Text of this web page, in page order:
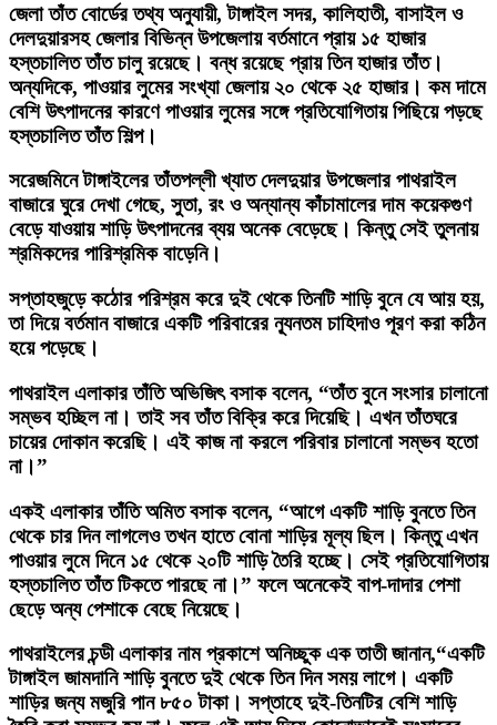
জেলা তাঁত বোর্ডের তথ্য অনুযায়ী, টাঙ্গাইল সদর, কালিহাতী, বাসাইল ও
দেলদুয়ারসহ জেলার বিভিন্ন উপজেলায় বর্তমানে প্রায় ১৫ হাজার
হস্তচালিত তাঁত চালু রয়েছে। বন্ধ রয়েছে প্রায় তিন হাজার তাঁত।
অন্যদিকে, পাওয়ার লুমের সংখ্যা জেলায় ২০ থেকে ২৫ হাজার। কম দামে
বেশি উৎপাদনের কারণে পাওয়ার লুমের সঙ্গে প্রতিযোগিতায় পিছিয়ে পড়ছে
হস্তচালিত তাঁত শিল্প।
সরেজমিনে টাঙ্গাইলের তাঁতপল্লী খ্যাত দেলদুয়ার উপজেলার পাথরাইল
বাজারে ঘুরে দেখা গেছে, সুতা, রং ও অন্যান্য কাঁচামালের দাম কয়েকগুণ
বেড়ে যাওয়ায় শাড়ি উৎপাদনের ব্যয় অনেক বেড়েছে। কিন্তু সেই তুলনায়
শ্রমিকদের পারিশ্রমিক বাড়েনি।
সপ্তাহজুড়ে কঠোর পরিশ্রম করে দুই থেকে তিনটি শাড়ি বুনে যে আয় হয়,
তা দিয়ে বর্তমান বাজারে একটি পরিবারের ন্যূনতম চাহিদাও পূরণ করা কঠিন
হয়ে পড়েছে।
পাথরাইল এলাকার তাঁতি অভিজিৎ বসাক বলেন, “তাঁত বুনে সংসার চালানো
সম্ভব হচ্ছিল না। তাই সব তাঁত বিক্রি করে দিয়েছি। এখন তাঁতঘরে
চায়ের দোকান করেছি। এই কাজ না করলে পরিবার চালানো সম্ভব হতো
না।”
একই এলাকার তাঁতি অমিত বসাক বলেন, “আগে একটি শাড়ি বুনতে তিন
থেকে চার দিন লাগলেও তখন হাতে বোনা শাড়ির মূল্য ছিল। কিন্তু এখন
পাওয়ার লুমে দিনে ১৫ থেকে ২০টি শাড়ি তৈরি হচ্ছে। সেই প্রতিযোগিতায়
হস্তচালিত তাঁত টিকতে পারছে না।” ফলে অনেকেই বাপ-দাদার পেশা
ছেড়ে অন্য পেশাকে বেছে নিয়েছে।
পাথরাইলের চন্ডী এলাকার নাম প্রকাশে অনিচ্ছুক এক তাতী জানান,“একটি
টাঙ্গাইল জামদানি শাড়ি বুনতে দুই থেকে তিন দিন সময় লাগে। একটি
শাড়ির জন্য মজুরি পান ৮৫০ টাকা। সপ্তাহে দুই-তিনটির বেশি শাড়ি